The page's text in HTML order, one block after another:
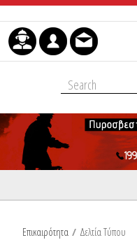
Skip to Content
Επικαιρότητα / Δελτία Τύπου